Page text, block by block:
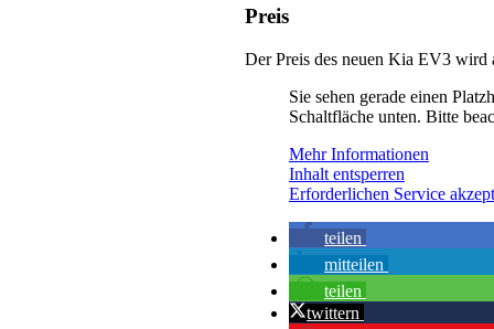
Preis
Der Preis des neuen Kia EV3 wird
Sie sehen gerade einen
Schaltfläche unten. Bitte
Mehr Informationen
Inhalt entsperren
Erforderlichen Service
teilen
mitteilen
teilen
twittern